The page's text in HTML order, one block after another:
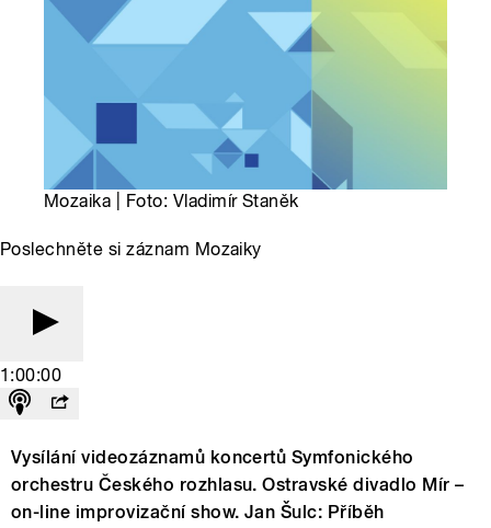
Mozaika | Foto: Vladimír Staněk
Poslechněte si záznam Mozaiky
1:00:00
Vysílání videozáznamů koncertů Symfonického
orchestru Českého rozhlasu. Ostravské divadlo Mír –
on-line improvizační show. Jan Šulc: Příběh